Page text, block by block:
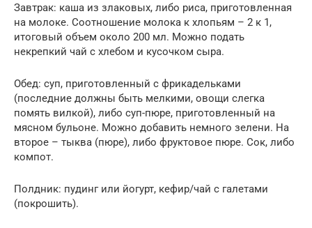
Завтрак: каша из злаковых, либо риса, приготовленная
на молоке. Соотношение молока к хлопьям – 2 к 1,
итоговый объем около 200 мл. Можно подать
некрепкий чай с хлебом и кусочком сыра.
Обед: суп, приготовленный с фрикадельками
(последние должны быть мелкими, овощи слегка
помять вилкой), либо суп-пюре, приготовленный на
мясном бульоне. Можно добавить немного зелени. На
второе – тыква (пюре), либо фруктовое пюре. Сок, либо
компот.
Полдник: пудинг или йогурт, кефир/чай с галетами
(покрошить).